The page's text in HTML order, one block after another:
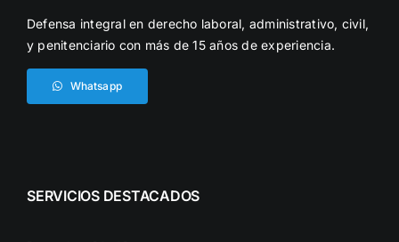
Defensa integral en derecho laboral, administrativo, civil,
y penitenciario con más de 15 años de experiencia.
Whatsapp
SERVICIOS DESTACADOS